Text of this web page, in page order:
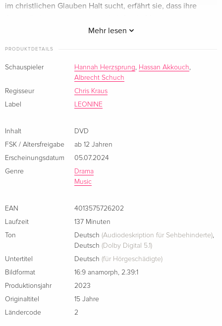
Mehr lesen
im christlichen Glauben Halt sucht, erfährt sie, dass ihre
dem Künstlernamen Gimmiemore ein international gefeierter
Beziehung zu einem syrischen Musiker, der Jenny ehrliche
Zuwendung und Vertrauen entgegenbringt. In einer
zynischen TV-Talent-Show provoziert sie die
Wiederbegegnung mit ihrem einstigen Peiniger und
und Tod.
PRODUKTDETAILS
Schauspieler Hannah Herzsprung, Hassan Akkouch,
Albrecht Schuch
Regisseur
Chris Kraus
Label
LEONINE
Inhalt
DVD
FSK / Altersfreigabe
ab 12 Jahren
Erscheinungsdatum
05.07.2024
Genre
Drama
Music
EAN
4013575726202
Laufzeit
137 Minuten
Ton
Deutsch (Audiodeskription für Sehbehinderte),
Deutsch (Dolby Digital 5.1)
Untertitel
Deutsch (für Hörgeschädigte)
Bildformat
16:9 anamorph, 2.39:1
Produktionsjahr
2023
Originaltitel
15 Jahre
Ländercode
2